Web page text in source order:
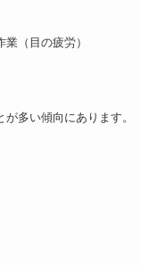
（目の疲労）
多い傾向にあります。